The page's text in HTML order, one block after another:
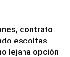
contrato
escoltas
lejana opción